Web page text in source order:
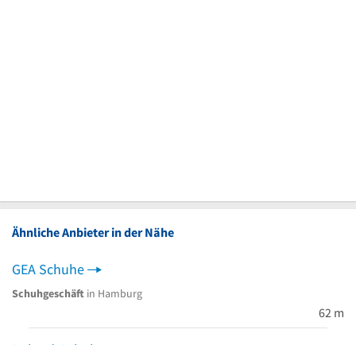
Ähnliche Anbieter in der Nähe
GEA Schuhe
Schuhgeschäft in Hamburg
62 m